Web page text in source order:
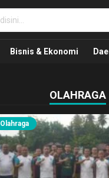
Bisnis & Ekonomi
OLAHRAGA
Olahraga